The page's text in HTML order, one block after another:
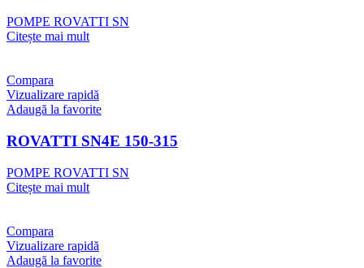
POMPE ROVATTI SN
Citește mai mult
Compara
Vizualizare rapidă
Adaugă la favorite
ROVATTI SN4E 150-315
POMPE ROVATTI SN
Citește mai mult
Compara
Vizualizare rapidă
Adaugă la favorite